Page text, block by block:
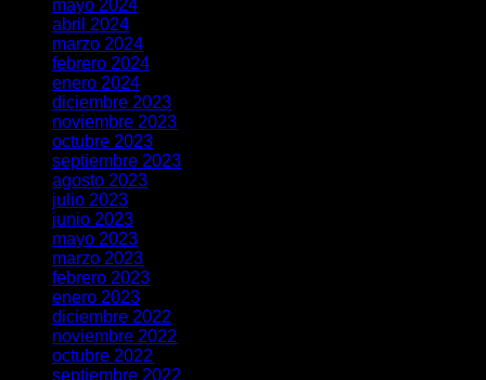
mayo 2024
abril 2024
marzo 2024
febrero 2024
enero 2024
diciembre 2023
noviembre 2023
octubre 2023
septiembre 2023
agosto 2023
julio 2023
junio 2023
mayo 2023
marzo 2023
febrero 2023
enero 2023
diciembre 2022
noviembre 2022
octubre 2022
septiembre 2022